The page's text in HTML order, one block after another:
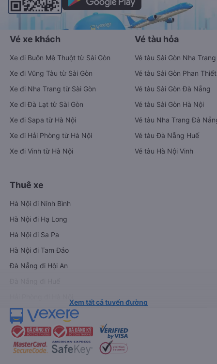
Vé xe khách
Xe đi Buôn Mê Thuột từ Sài Gòn
Xe đi Vũng Tàu từ Sài Gòn
Xe đi Nha Trang từ Sài Gòn
Xe đi Đà Lạt từ Sài Gòn
Xe đi Sapa từ Hà Nội
Xe đi Hải Phòng từ Hà Nội
Xe đi Vinh từ Hà Nội
Vé tàu hỏa
Vé tàu Sài Gòn Nha Trang
Vé tàu Sài Gòn Phan Thiết
Vé tàu Sài Gòn Đà Nẵng
Vé tàu Sài Gòn Hà Nội
Vé tàu Nha Trang Đà
Vé tàu Đà Nẵng Huế
Vé tàu Hà Nội Vinh
Thuê xe
Hà Nội đi Ninh Bình
Hà Nội đi Hạ Long
Hà Nội đi Sa Pa
Hà Nội đi Tam Đảo
Đà Nẵng đi Hội An
Xem tất cả tuyến đường